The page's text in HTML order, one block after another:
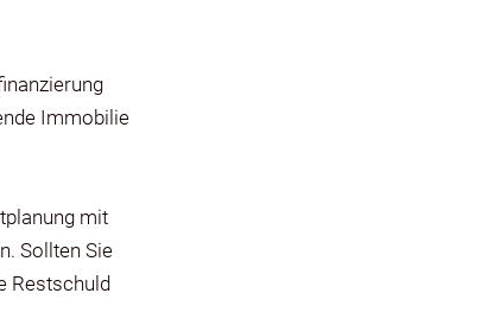
Immobilie
mit
Sollten Sie
Restschuld